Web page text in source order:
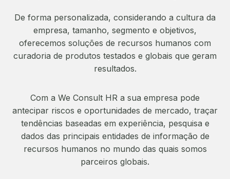
De forma personalizada, considerando a cultura da
empresa, tamanho, segmento e objetivos,
oferecemos soluções de recursos humanos com
curadoria de produtos testados e globais que geram
resultados.
Com a We Consult HR a sua empresa pode
antecipar riscos e oportunidades de mercado, traçar
tendências baseadas em experiência, pesquisa e
dados das principais entidades de informação de
recursos humanos no mundo das quais somos
parceiros globais.